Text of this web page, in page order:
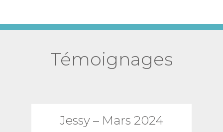
Témoignages
Jessy – Mars 2024